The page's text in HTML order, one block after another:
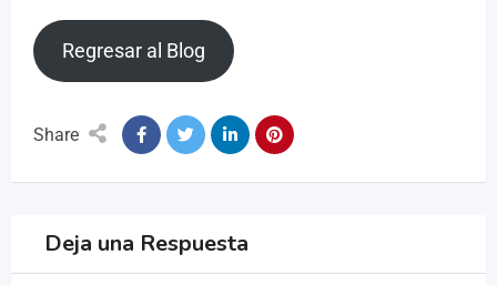
Regresar al Blog
Share
Deja una Respuesta